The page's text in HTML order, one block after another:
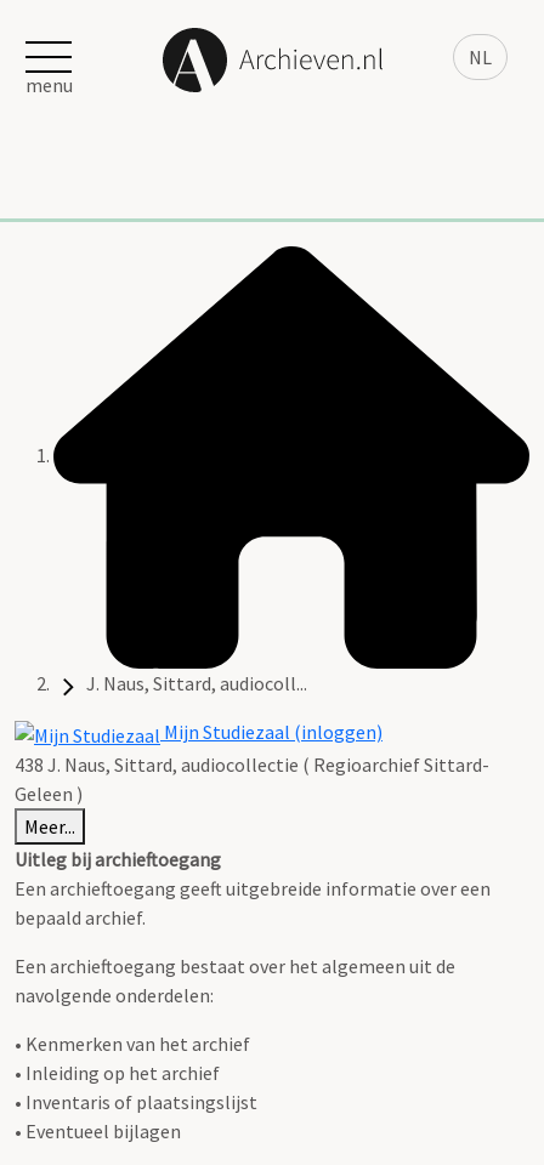
NL
menu
J. Naus, Sittard, audiocoll...
Mijn Studiezaal (inloggen)
438 J. Naus, Sittard, audiocollectie ( Regioarchief Sittard-
Geleen )
Meer...
Uitleg bij archieftoegang
Een archieftoegang geeft uitgebreide informatie over een
bepaald archief.
Een archieftoegang bestaat over het algemeen uit de
navolgende onderdelen:
• Kenmerken van het archief
• Inleiding op het archief
• Inventaris of plaatsingslijst
• Eventueel bijlagen